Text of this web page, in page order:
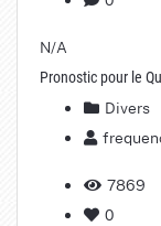
N/A
Pronostic pour le
Divers
7869
0